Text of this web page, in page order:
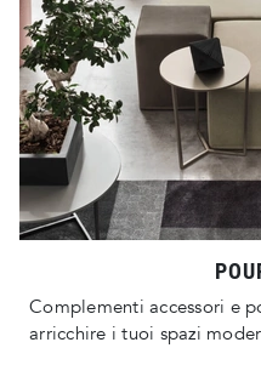
Complementi accessori e
arricchire i tuoi spazi